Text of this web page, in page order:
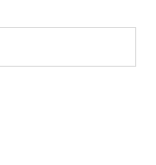
varesiden